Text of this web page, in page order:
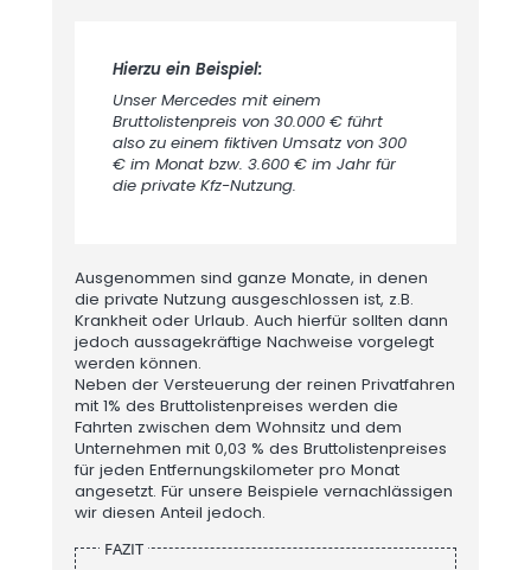
Hierzu ein Beispiel:
Unser Mercedes mit einem
Bruttolistenpreis von 30.000 € führt
also zu einem fiktiven Umsatz von 300
€ im Monat bzw. 3.600 € im Jahr für
die private Kfz-Nutzung.
Ausgenommen sind ganze Monate, in denen
die private Nutzung ausgeschlossen ist, z.B.
Krankheit oder Urlaub. Auch hierfür sollten dann
jedoch aussagekräftige Nachweise vorgelegt
werden können.
Neben der Versteuerung der reinen Privatfahren
mit 1% des Bruttolistenpreises werden die
Fahrten zwischen dem Wohnsitz und dem
Unternehmen mit 0,03 % des Bruttolistenpreises
für jeden Entfernungskilometer pro Monat
angesetzt. Für unsere Beispiele vernachlässigen
wir diesen Anteil jedoch.
FAZIT